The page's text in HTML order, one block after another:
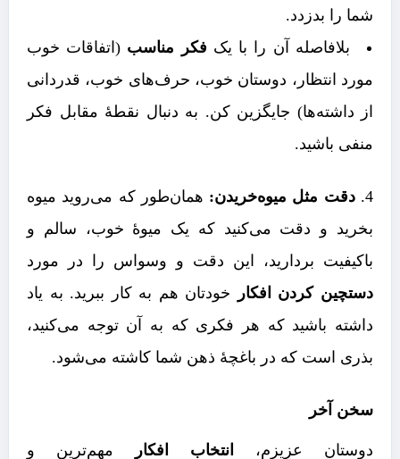
شما را بدزدد.
بلافاصله آن را با یک فکر مناسب (اتفاقات خوب
مورد انتظار، دوستان خوب، حرف‌های خوب، قدردانی
از داشته‌ها) جایگزین کن. به دنبال نقطۀ مقابل فکر
منفی باشید.
دقت مثل میوه‌خریدن: همان‌طور که می‌روید میوه
بخرید و دقت می‌کنید که یک میوۀ خوب، سالم و
باکیفیت بردارید، این دقت و وسواس را در مورد
دستچین کردن افکار
خودتان هم به کار ببرید. به یاد
داشته باشید که هر فکری که به آن توجه می‌کنید،
بذری است که در باغچۀ ذهن شما کاشته می‌شود.
سخن آخر
دوستان عزیزم، انتخاب افکار
مهم‌ترین و